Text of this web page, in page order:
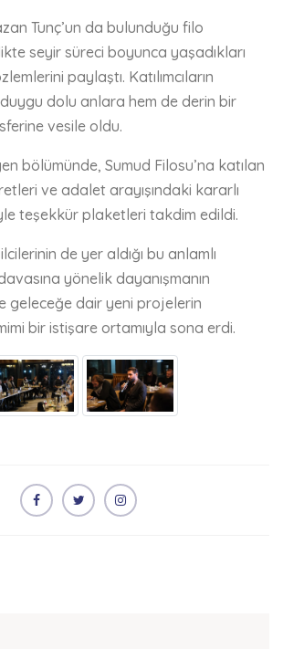
Tunç’un da bulunduğu filo
seyir süreci boyunca yaşadıkları
paylaştı. Katılımcıların
duygu dolu anlara hem de derin bir
vesile oldu.
bölümünde, Sumud Filosu’na katılan
ve adalet arayışındaki kararlı
teşekkür plaketleri takdim edildi.
de yer aldığı bu anlamlı
yönelik dayanışmanın
geleceğe dair yeni projelerin
bir istişare ortamıyla sona erdi.